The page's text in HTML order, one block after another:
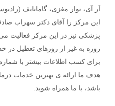
آر آی، نوار مغزی، گامانایف
این مرکز را آقای دکتر سهراب
پزشکی نیز در این مرکز فعالیت
روزه به غیر از روزهای تعطیل در
برای کسب اطلاعات بیشتر با
هدف ما ارائه ی بهترین خدمات
باشد، با ما همراه شوید.